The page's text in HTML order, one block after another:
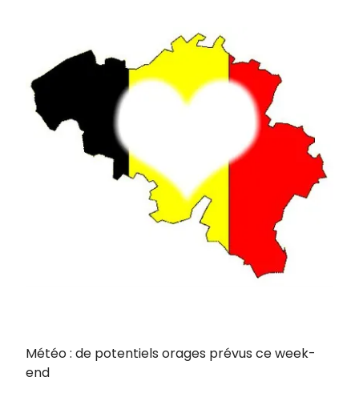
Météo : de potentiels orages prévus ce week-
end